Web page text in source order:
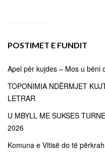
POSTIMET E FUNDIT
Apel për kujdes – Mos u bëni
TOPONIMIA NDËRMJET
LETRAR
U MBYLL ME SUKSES
2026
Komuna e Vitisë do të